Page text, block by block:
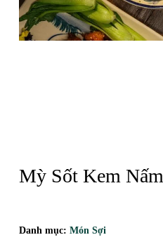
Mỳ Sốt Kem Nấm
Danh mục: Món Sợi